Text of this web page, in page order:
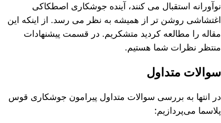
نوآورانه استقبال می کنند، آینده جوشکاری اصطکاکی
اغتشاشی روشن تر از همیشه به نظر می رسد. از اینکه این
مقاله را مطالعه کردید متشکریم. در قسمت پیشنهادات
منتظر نظرات شما هستیم.
سوالات متداول
در انتها به بررسی سوالات متداول پیرامون جوشکاری قوس
پلاسما می‌پردازیم: